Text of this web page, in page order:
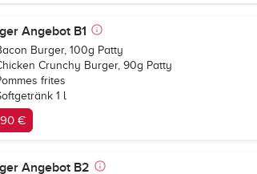
Angebot B1
Burger, 100g Patty
Crunchy Burger, 90g Patty
frites
1 l
€
Angebot B2